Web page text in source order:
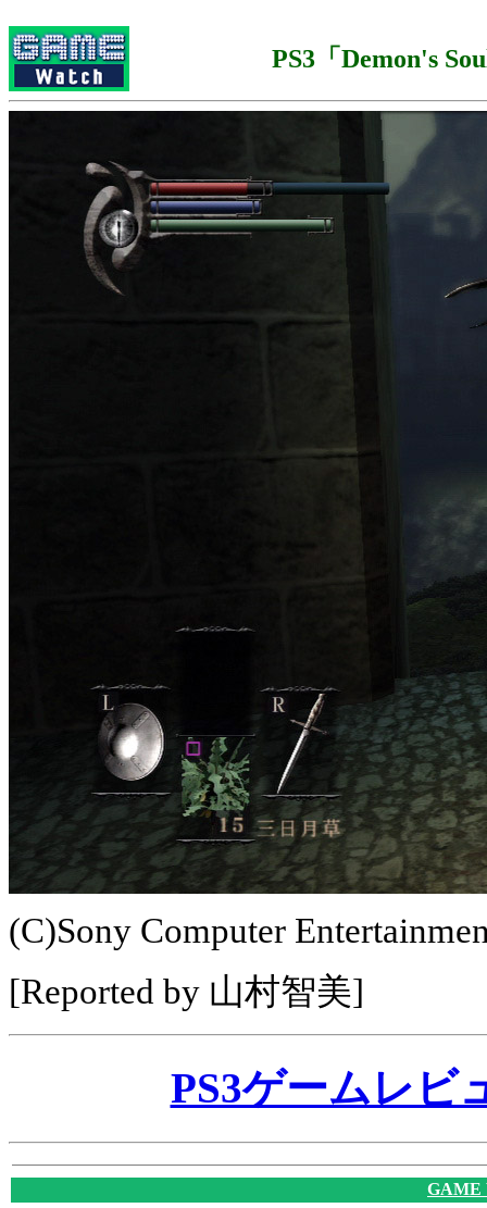
PS3「Demon's
(C)Sony Computer
[Reported by 山村智美]
PS3ゲームレビ
GAME